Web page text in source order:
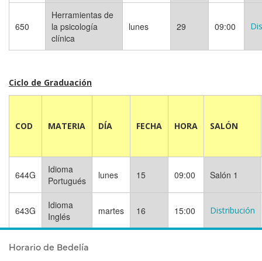
Horario de Bedelía
650
Herramientas de
la psicología
clínica
lunes 29 09:00
Ciclo de Graduación
COD MATERIA DÍA FECHA HORA SALÓN
644G
Idioma
Portugués
lunes 15 09:00 Salón 1
643G
Idioma
Inglés
martes 16 15:00 Distribución
Publicado elMiércoles 19 Noviembre, 2025